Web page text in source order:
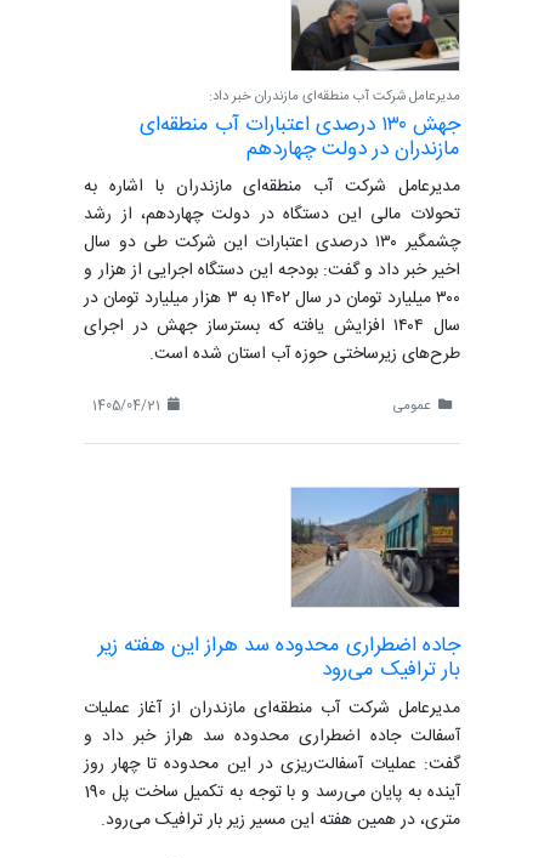
مدیرعامل شرکت آب منطقه‌ای مازندران خبر داد:
جهش ۱۳۰ درصدی اعتبارات آب منطقه‌ای
مازندران در دولت چهاردهم
مدیرعامل شرکت آب منطقه‌ای مازندران با اشاره به
تحولات مالی این دستگاه در دولت چهاردهم، از رشد
چشمگیر ۱۳۰ درصدی اعتبارات این شرکت طی دو سال
اخیر خبر داد و گفت: بودجه این دستگاه اجرایی از هزار و
۳۰۰ میلیارد تومان در سال ۱۴۰۲ به ۳ هزار میلیارد تومان در
سال ۱۴۰۴ افزایش یافته که بسترساز جهش در اجرای
طرح‌های زیرساختی حوزه آب استان شده است.
عمومی
جاده اضطراری محدوده سد هراز این هفته زیر
بار ترافیک می‌رود
مدیرعامل شرکت آب منطقه‌ای مازندران از آغاز عملیات
آسفالت جاده اضطراری محدوده سد هراز خبر داد و
گفت: عملیات آسفالت‌ریزی در این محدوده تا چهار روز
آینده به پایان می‌رسد و با توجه به تکمیل ساخت پل 190
متری، در همین هفته این مسیر زیر بار ترافیک می‌رود.